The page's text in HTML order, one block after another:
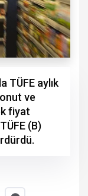
TÜFE aylık
ve
fiyat
(B)